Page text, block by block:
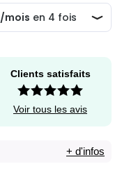
Clients satisfaits
Voir tous les avis
+ d'infos